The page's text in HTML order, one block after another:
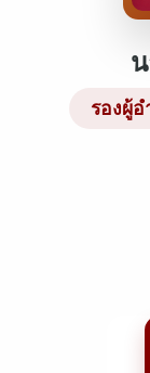
รองผู้